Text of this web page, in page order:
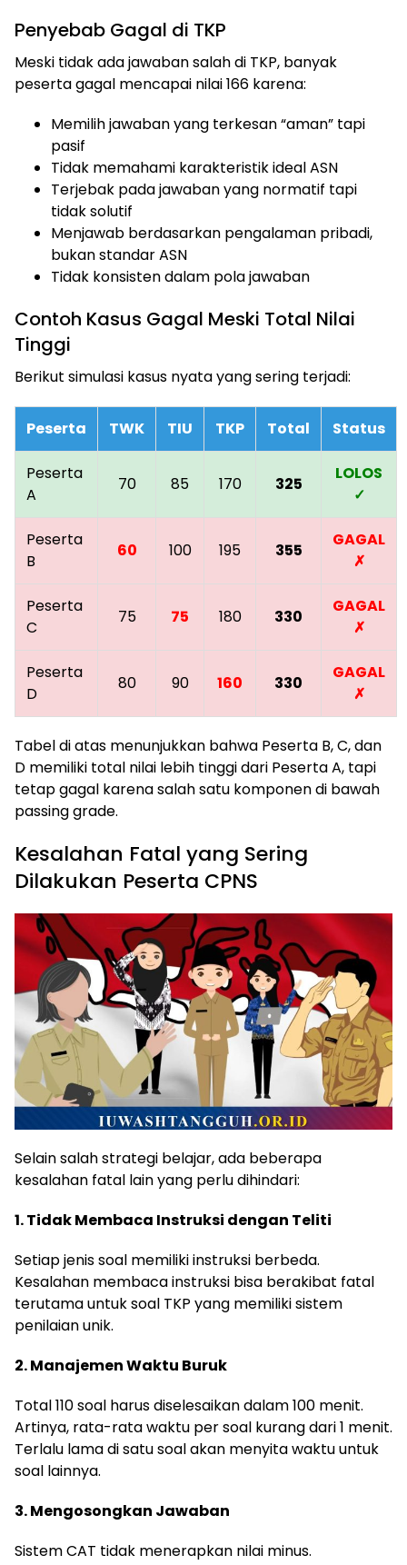
Penyebab Gagal di TKP
Meski tidak ada jawaban salah di TKP, banyak
peserta gagal mencapai nilai 166 karena:
Memilih jawaban yang terkesan “aman” tapi
pasif
Tidak memahami karakteristik ideal ASN
Terjebak pada jawaban yang normatif tapi
tidak solutif
Menjawab berdasarkan pengalaman pribadi,
bukan standar ASN
Tidak konsisten dalam pola jawaban
Contoh Kasus Gagal Meski Total Nilai
Tinggi
Berikut simulasi kasus nyata yang sering terjadi:
Peserta TWK TIU TKP Total Status
Peserta
A
70 85 170 325
LOLOS
✓
Peserta
B
60 100 195 355
GAGAL
✗
Peserta
C
75 75 180 330
GAGAL
✗
Peserta
D
80 90 160 330
GAGAL
✗
Tabel di atas menunjukkan bahwa Peserta B, C, dan
D memiliki total nilai lebih tinggi dari Peserta A, tapi
tetap gagal karena salah satu komponen di bawah
passing grade.
Kesalahan Fatal yang Sering
Dilakukan Peserta CPNS
Selain salah strategi belajar, ada beberapa
kesalahan fatal lain yang perlu dihindari:
1. Tidak Membaca Instruksi dengan Teliti
Setiap jenis soal memiliki instruksi berbeda.
Kesalahan membaca instruksi bisa berakibat fatal
terutama untuk soal TKP yang memiliki sistem
penilaian unik.
2. Manajemen Waktu Buruk
Total 110 soal harus diselesaikan dalam 100 menit.
Artinya, rata-rata waktu per soal kurang dari 1 menit.
Terlalu lama di satu soal akan menyita waktu untuk
soal lainnya.
3. Mengosongkan Jawaban
Sistem CAT tidak menerapkan nilai minus.